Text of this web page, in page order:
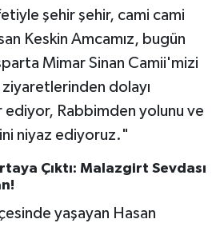
şehir şehir, cami cami
Keskin Amcamız, bugün
Mimar Sinan Camii'mizi
dolayı
ediyor, Rabbimden yolunu ve
niyaz ediyoruz."
Çıktı: Malazgirt Sevdası
yaşayan Hasan